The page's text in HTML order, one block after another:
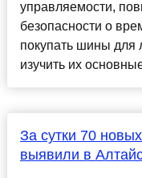
управляемости,
безопасности о
покупать шины для
изучить их
За сутки 70
выявили в